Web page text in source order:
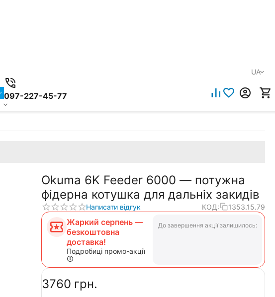
UA
097-227-45-77
Okuma 6K Feeder 6000 — потужна
фідерна котушка для дальніх закидів
Написати відгук КОД: 1353.15.79
Жаркий серпень —
безкоштовна
доставка!
Подробиці промо-акції
До завершення акції залишилось:
‍3760‍ грн.